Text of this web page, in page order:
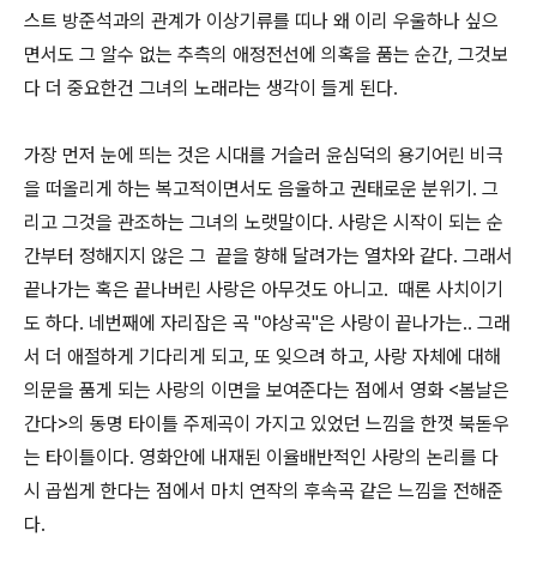
스트 방준석과의 관계가 이상기류를 띠나 왜 이리 우울하나 싶으
면서도 그 알수 없는 추측의 애정전선에 의혹을 품는 순간, 그것보
다 더 중요한건 그녀의 노래라는 생각이 들게 된다.
가장 먼저 눈에 띄는 것은 시대를 거슬러 윤심덕의 용기어린 비극
을 떠올리게 하는 복고적이면서도 음울하고 권태로운 분위기. 그
리고 그것을 관조하는 그녀의 노랫말이다. 사랑은 시작이 되는 순
간부터 정해지지 않은 그 끝을 향해 달려가는 열차와 같다. 그래서
끝나가는 혹은 끝나버린 사랑은 아무것도 아니고. 때론 사치이기
도 하다. 네번째에 자리잡은 곡 "야상곡"은 사랑이 끝나가는.. 그래
서 더 애절하게 기다리게 되고, 또 잊으려 하고, 사랑 자체에 대해
의문을 품게 되는 사랑의 이면을 보여준다는 점에서 영화 <봄날은
간다>의 동명 타이틀 주제곡이 가지고 있었던 느낌을 한껏 북돋우
는 타이틀이다. 영화안에 내재된 이율배반적인 사랑의 논리를 다
시 곱씹게 한다는 점에서 마치 연작의 후속곡 같은 느낌을 전해준
다.